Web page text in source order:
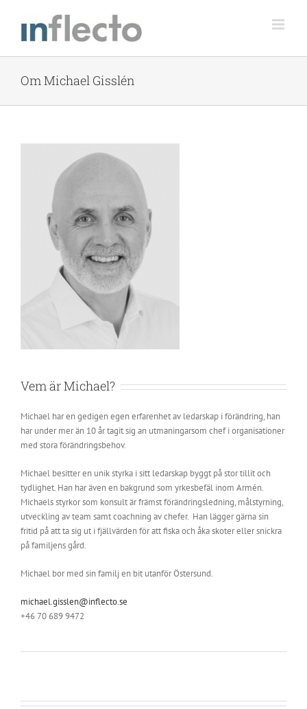
Om Michael Gisslén
Vem är Michael?
Michael har en gedigen egen erfarenhet av ledarskap i förändring, han
har under mer än 10 år tagit sig an utmaningarsom chef i organisationer
med stora förändringsbehov.
Michael besitter en unik styrka i sitt ledarskap byggt på stor tillit och
tydlighet. Han har även en bakgrund som yrkesbefäl inom Armén.
Michaels styrkor som konsult är främst förändringsledning, målstyrning,
utveckling av team samt coachning av chefer. Han lägger gärna sin
fritid på att ta sig ut i fjällvärden för att fiska och åka skoter eller snickra
på familjens gård.
Michael bor med sin familj en bit utanför Östersund.
michael.gisslen@inflecto.se
+46 70 689 9472